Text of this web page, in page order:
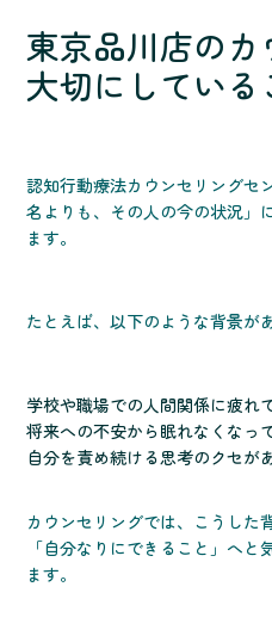
東京品川店の
大切にしている
認知行動療法カウンセリングセ
名よりも、その人の今の状況」
ます。
たとえば、以下のような背景が
学校や職場での人間関係に疲れ
将来への不安から眠れなくなっ
自分を責め続ける思考のクセが
カウンセリングでは、こうした
「自分なりにできること」へ
ます。